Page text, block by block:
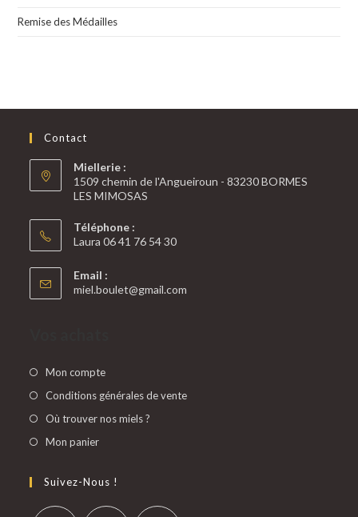
Remise des Médailles
Contact
Miellerie :
1509 chemin de l'Angueiroun - 83230 BORMES
LES MIMOSAS
Téléphone :
Laura 06 41 76 54 30
Email :
miel.boulet@gmail.com
Mon compte
Conditions générales de vente
Où trouver nos miels ?
Mon panier
Suivez-Nous !